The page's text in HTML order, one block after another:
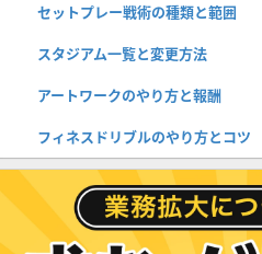
セットプレー戦術の種類と範囲
スタジアム一覧と変更方法
アートワークのやり方と報酬
フィネスドリブルのやり方とコツ